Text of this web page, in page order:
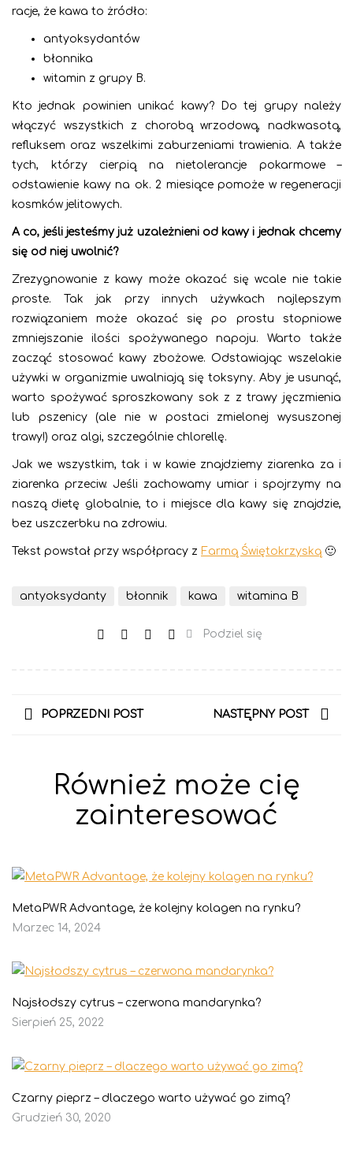
racje, że kawa to żródło:
antyoksydantów
błonnika
witamin z grupy B.
Kto jednak powinien unikać kawy? Do tej grupy należy
włączyć wszystkich z chorobą wrzodową, nadkwasotą,
refluksem oraz wszelkimi zaburzeniami trawienia. A także
tych, którzy cierpią na nietolerancje pokarmowe –
odstawienie kawy na ok. 2 miesiące pomoże w regeneracji
kosmków jelitowych.
A co, jeśli jesteśmy już uzależnieni od kawy i jednak chcemy
się od niej uwolnić?
Zrezygnowanie z kawy może okazać się wcale nie takie
proste. Tak jak przy innych używkach najlepszym
rozwiązaniem może okazać się po prostu stopniowe
zmniejszanie ilości spożywanego napoju. Warto także
zacząć stosować kawy zbożowe. Odstawiając wszelakie
używki w organizmie uwalniają się toksyny. Aby je usunąć,
warto spożywać sproszkowany sok z z trawy jęczmienia
lub pszenicy (ale nie w postaci zmielonej wysuszonej
trawy!) oraz algi, szczególnie chlorellę.
Jak we wszystkim, tak i w kawie znajdziemy ziarenka za i
ziarenka przeciw. Jeśli zachowamy umiar i spojrzymy na
naszą dietę globalnie, to i miejsce dla kawy się znajdzie,
bez uszczerbku na zdrowiu.
Tekst powstał przy współpracy z Farmą Świętokrzyską 🙂
antyoksydanty błonnik kawa witamina B
Podziel się
POPRZEDNI POST NASTĘPNY POST
Również może cię
zainteresować
MetaPWR Advantage, że kolejny kolagen na rynku?
Marzec 14, 2024
Najsłodszy cytrus – czerwona mandarynka?
Sierpień 25, 2022
Czarny pieprz – dlaczego warto używać go zimą?
Grudzień 30, 2020